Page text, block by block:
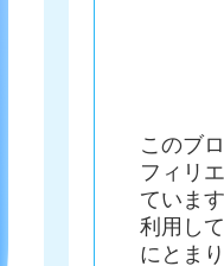
このブ
フィリ
ていま
利用し
にとま